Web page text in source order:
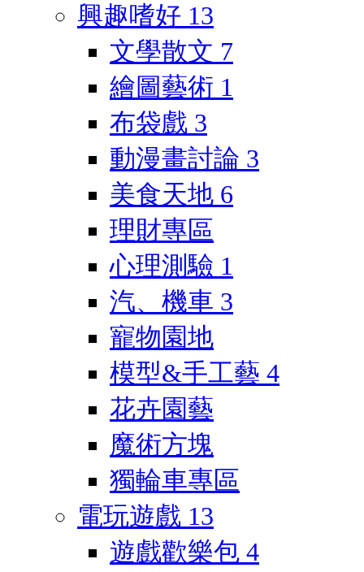
興趣嗜好 13
文學散文 7
繪圖藝術 1
布袋戲 3
動漫畫討論 3
美食天地 6
理財專區
心理測驗 1
汽、機車 3
寵物園地
模型&手工藝 4
花卉園藝
魔術方塊
獨輪車專區
電玩遊戲 13
遊戲歡樂包 4